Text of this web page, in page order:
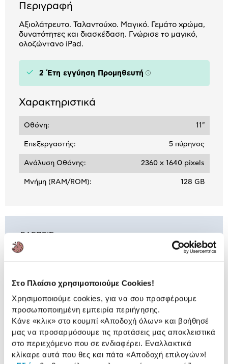
Στο Πλαίσιο χρησιμοποιούμε Cookies!
Χρησιμοποιούμε cookies, για να σου προσφέρουμε
προσωποποιημένη εμπειρία περιήγησης.
Κάνε «κλικ» στο κουμπί «Αποδοχή όλων» και βοήθησέ
μας να προσαρμόσουμε τις προτάσεις μας αποκλειστικά
στο περιεχόμενο που σε ενδιαφέρει. Εναλλακτικά
κλίκαρε αυτά που θες και πάτα «Αποδοχή επιλογών»!
Περιγραφή
Αξιολάτρευτο. Ταλαντούχο. Μαγικό. Γεμάτο χρώμα,
δυνατότητες και διασκέδαση. Γνώρισε το μαγικό,
ολοζώντανο iPad.
2 Έτη εγγύηση Προμηθευτή Πληροφορίες
Χαρακτηριστικά
Οθόνη: 11"
Επεξεργαστής: 5 πύρηνος
Ανάλυση Οθόνης: 2360 x 1640 pixels
Μνήμη (RAM/ROM): 128 GB
ΒΛΕΠΕΙΣ:
Apple iPad 11 5G 128 GB 11" Silver
699,00 €
Συνδύασέτο με